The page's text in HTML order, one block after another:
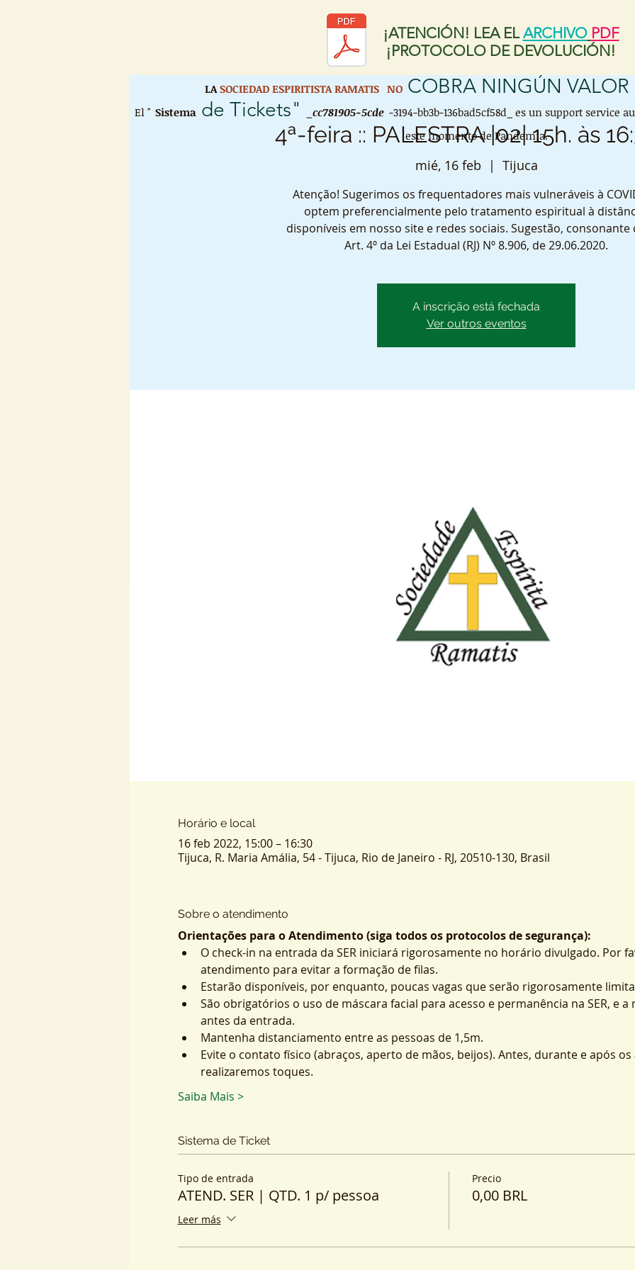
¡ATENCIÓN! LEA EL ARCHIVO PDF
¡PROTOCOLO DE DEVOLUCIÓN!
4ª-feira :: PALESTRA |02| 15h. às
mié, 16 feb
  |
Tijuca
Atenção! Sugerimos os frequentadores mais vulneráveis à
optem preferencialmente pelo tratamento espiritual à
disponíveis em nosso site e redes sociais. Sugestão, consonante
Art. 4º da Lei Estadual (RJ) Nº 8.906, de 29.06.2020.
A inscrição está fechada
Ver outros eventos
Horário e local
16 feb 2022, 15:00 – 16:30
Tijuca, R. Maria Amália, 54 - Tijuca, Rio de Janeiro - RJ, 20510-130, Brasil
Sobre o atendimento
Orientações para o Atendimento (siga todos os protocolos de segurança):
O check-in na entrada da SER iniciará rigorosamente no horário divulgado. Por
atendimento para evitar a formação de filas.
Estarão disponíveis, por enquanto, poucas vagas que serão rigorosamente
São obrigatórios o uso de máscara facial para acesso e permanência na SER, e
antes da entrada.
Mantenha distanciamento entre as pessoas de 1,5m.
Evite o contato físico (abraços, aperto de mãos, beijos). Antes, durante e após
realizaremos toques.
Saiba Mais >
Sistema de Ticket
Tipo de entrada
ATEND. SER | QTD. 1 p/ pessoa
Leer más
Precio
0,00 BRL
LA SOCIEDAD ESPIRITISTA RAMATIS NO COBRA NINGÚN VALOR
El " Sistemade Tickets" _cc781905-5cde -3194-bb3b-136bad5cf58d_ es un support service
este momento de Pandemia.